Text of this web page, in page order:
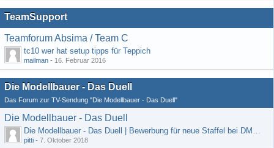
TeamSupport
Teamforum Absima / Team C
tc10 wer hat setup tipps für Teppich
mailman - 16. Februar 2016
Die Modellbauer - Das Duell
Das Forum zur TV-Sendung "Die Modellbauer - Das Duell"
Die Modellbauer - Das Duell
Die Modellbauer - Das Duell | Bewerbung für neue Staffel bei DMAX *Werbung*
pitti - 7. Oktober 2018